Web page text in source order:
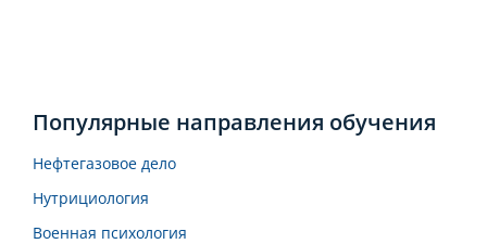
Популярные направления обучения
Нефтегазовое дело
Нутрициология
Военная психология